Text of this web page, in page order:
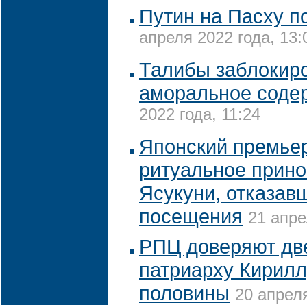
Путин на Пасху
апреля 2022 года,
Талибы
аморальное
2022 года, 11:24
Японский
ритуальное
Ясукуни,
посещения 21
РПЦ доверяют
патриарху
половины 20